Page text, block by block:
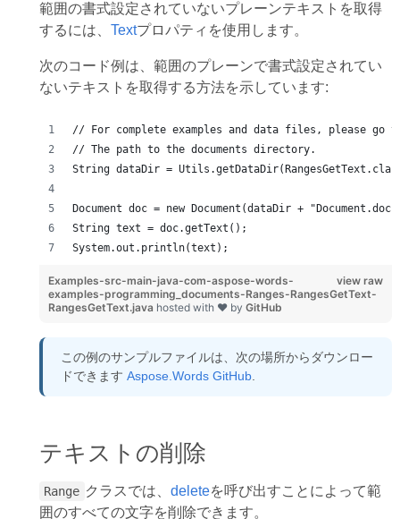
範囲の書式設定されていないプレーンテキストを取得
するには、 Textプロパティを使用します。
次のコード例は、範囲のプレーンで書式設定されてい
ないテキストを取得する方法を示しています:
// For complete examples and data files, please go
// The path to the documents directory.
String dataDir =
Document doc = new Document(dataDir +
String text = doc.getText();
System.out.println(text);
view raw
Examples-src-main-java-com-aspose-words-
examples-programming_documents-Ranges-RangesGetText-
RangesGetText.java hosted with ❤ by GitHub
この例のサンプルファイルは、次の場所からダウンロー
ドできます Aspose.Words GitHub.
テキストの削除
Range クラスでは、 deleteを呼び出すことによって範
囲のすべての文字を削除できます。